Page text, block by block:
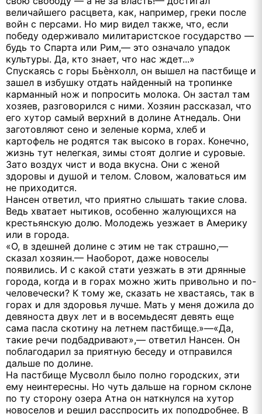
величайшего расцвета, как, например, греки после
войн с персами. Но мир видел также, что, если
победу одерживало милитаристское государство —
будь то Спарта или Рим,— это означало упадок
культуры. Да, кто знает, что нас ждет...»
Спускаясь с горы Бьѐнхолл, он вышел на пастбище и
зашел в избушку отдать найденный на тропинке
карманный нож и попросить молока. Он застал там
хозяев, разговорился с ними. Хозяин рассказал, что
его хутор самый верхний в долине Атнедаль. Они
заготовляют сено и зеленые корма, хлеб и
картофель не родятся так высоко в горах. Конечно,
жизнь тут нелегкая, зимы стоят долгие и суровые.
Зато воздух чист и вода вкусна. Они с женой
здоровы и душой и телом. Словом, жаловаться им
не приходится.
Нансен ответил, что приятно слышать такие слова.
Ведь хватает нытиков, особенно жалующихся на
крестьянскую долю. Молодежь уезжает в Америку
или в города.
«О, в здешней долине с этим не так страшно,—
сказал хозяин.— Наоборот, даже новоселы
появились. И с какой стати уезжать в эти дрянные
города, когда и в горах можно жить привольно и по-
человечески? К тому же, сказать не хвастаясь, так в
горах и для здоровья лучше. Мать у меня дожила до
девяноста двух лет и в восемьдесят девять еще
сама пасла скотину на летнем пастбище.»—«Да,
такие речи подбадривают»,— ответил Нансен. Он
поблагодарил за приятную беседу и отправился
дальше по долине.
На пастбище Мусволл было полно городских, эти
ему неинтересны. Но чуть дальше на горном склоне
по ту сторону озера Атна он наткнулся на хутор
новоселов и решил расспросить их поподробнее. В